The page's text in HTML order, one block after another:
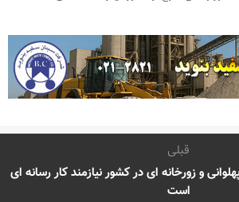
قبلی
و زورخانه ای در کشور نیازمند کار رسانه ای
است